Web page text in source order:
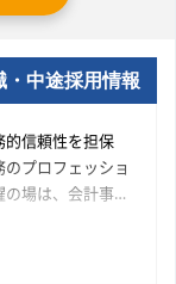
・中途採用情報
的信頼性を担保
プロフェッショ
場は、会計事務
岡県の経済を牽
経済を構成する